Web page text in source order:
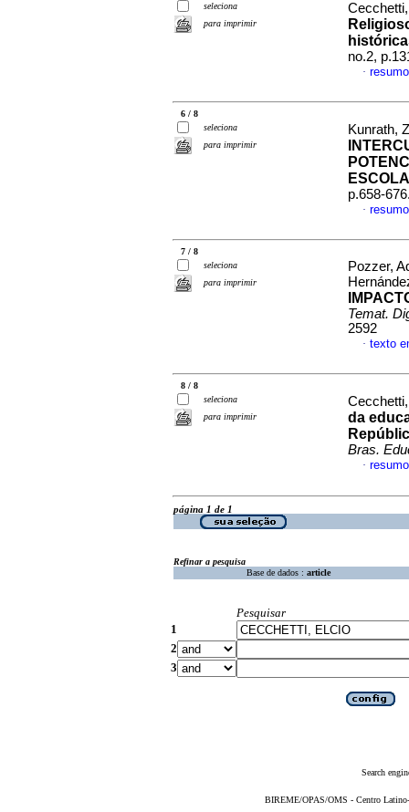
seleciona
para imprimir
no.2,
·
6 / 8
seleciona
para imprimir
Kunrath,
p.658-
·
7 / 8
seleciona
para imprimir
Pozzer,
Temat.
2592
· texto
8 / 8
seleciona
para imprimir
da
Bras.
·
página 1 de 1
Refinar a pesquisa
Base de dados : article
Pesquisar
1
2
3
Search
BIREME/OPAS/OMS - Centro Latino-